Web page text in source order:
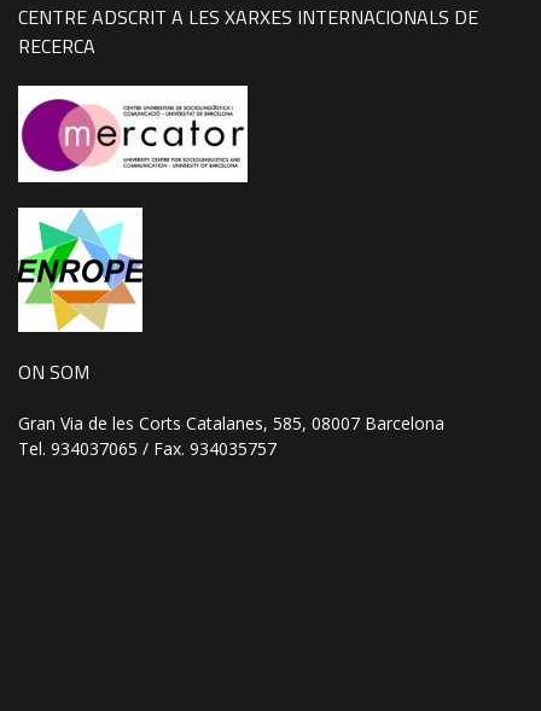
CENTRE ADSCRIT A LES XARXES INTERNACIONALS DE
RECERCA
ON SOM
Gran Via de les Corts Catalanes, 585, 08007 Barcelona
Tel. 934037065 / Fax. 934035757